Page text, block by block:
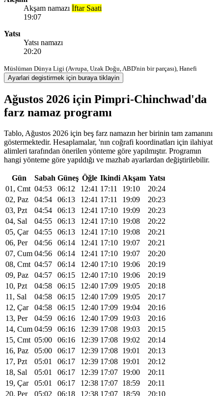
Akşam namazı İftar Saati
19:07
Yatsı
Yatsı namazı
20:20
Müslüman Dünya Ligi (Avrupa, Uzak Doğu, ABD'nin bir parçası), Hanefi
Ayarlari degistirmek için buraya tiklayin
Ağustos 2026 için Pimpri-Chinchwad'da
farz namaz programı
Tablo, Ağustos 2026 için beş farz namazın her birinin tam zamanını
göstermektedir. Hesaplamalar, 'nın coğrafi koordinatları için ilahiyat
alimleri tarafından önerilen yönteme göre yapılmıştır. Programın
hangi yönteme göre yapıldığı ve mazhab ayarlardan değiştirilebilir.
Gün Sabah Güneş Öğle Ikindi Akşam Yatsı
01, Cmt 04:53 06:12 12:41 17:11 19:10
20:24
02, Paz
04:54 06:13 12:41 17:11 19:09
20:23
03, Pzt
04:54 06:13 12:41 17:10 19:09
20:23
04, Sal
04:55 06:13 12:41 17:10 19:08
20:22
05, Çar
04:55 06:13 12:41 17:10 19:08
20:21
06, Per
04:56 06:14 12:41 17:10 19:07
20:21
07, Cum 04:56 06:14 12:41 17:10 19:07
20:20
08, Cmt 04:57 06:14 12:40 17:10 19:06
20:19
09, Paz
04:57 06:15 12:40 17:10 19:06
20:19
10, Pzt
04:58 06:15 12:40 17:09 19:05
20:18
11, Sal
04:58 06:15 12:40 17:09 19:05
20:17
12, Çar
04:58 06:15 12:40 17:09 19:04
20:16
13, Per
04:59 06:16 12:40 17:09 19:03
20:16
14, Cum 04:59 06:16 12:39 17:08 19:03
20:15
15, Cmt 05:00 06:16 12:39 17:08 19:02
20:14
16, Paz
05:00 06:17 12:39 17:08 19:01
20:13
17, Pzt
05:01 06:17 12:39 17:08 19:01
20:12
18, Sal
05:01 06:17 12:39 17:07 19:00
20:11
19, Çar
05:01 06:17 12:38 17:07 18:59
20:11
20, Per
05:02 06:18 12:38 17:07 18:59 20:10